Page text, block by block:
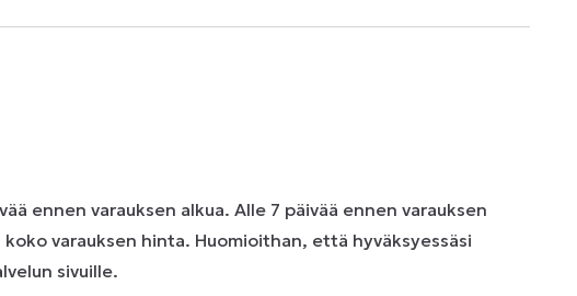
ennen varauksen alkua. Alle 7 päivää ennen varauksen
varauksen hinta. Huomioithan, että hyväksyessäsi
sivuille.